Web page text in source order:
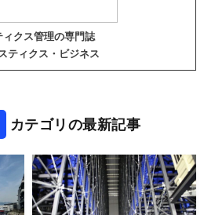
ィクス管理の専門誌
ティクス・ビジネス
カテゴリの最新記事